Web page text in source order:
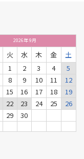
2026年9月
火 水 木 金
土
1
2 3 4
5
8 9 10 11
12
15 16 17 18
19
22 23 24 25
26
29 30